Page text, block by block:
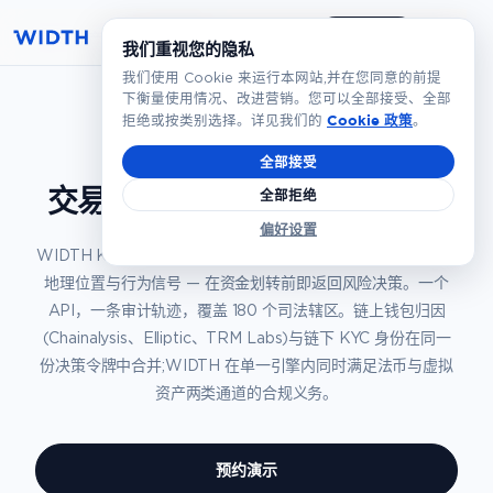
首页 › › KYT 合规
交易筛查 (KYT) —在结算之前
WIDTH KYT实时筛查每一笔交易 — 发起方、受益方、金额、
地理位置与行为信号 — 在资金划转前即返回风险决策。一个
API，一条审计轨迹，覆盖 180 个司法辖区。链上钱包归因
(Chainalysis、Elliptic、TRM Labs)与链下 KYC 身份在同一
份决策令牌中合并;WIDTH 在单一引擎内同时满足法币与虚拟
资产两类通道的合规义务。
预约演示
我们重视您的隐私
我们使用 Cookie 来运行本网站,并在您同意的前提
下衡量使用情况、改进营销。您可以全部接受、全部
拒绝或按类别选择。详见我们的 Cookie 政策。
全部接受
全部拒绝
偏好设置